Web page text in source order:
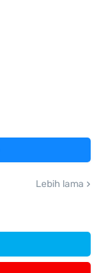
Lebih lama